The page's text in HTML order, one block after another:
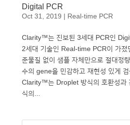
Digital PCR
Oct 31, 2019 | Real-time PCR
Clarity™는 진보된 3세대 PCR인
2세대 기술인 Real-time PCR이 가졌
준물질 없이 샘플 자체만으로 절대정
수의 gene을 민감하고 재현성 있게
Clarity™는 Droplet 방식의 호환성과
식의...